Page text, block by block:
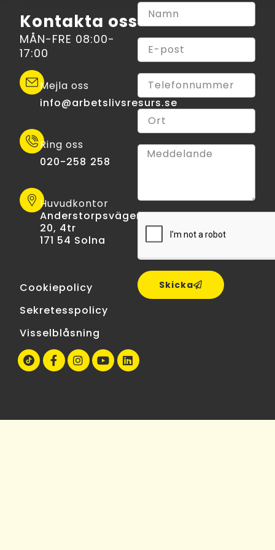
Kontakta oss
MÅN-FRE 08:00-
17:00
Mejla oss
info@arbetslivsresurs.se​
Ring oss
020-258 258
Huvudkontor
Anderstorpsvägen
20, 4tr
171 54 Solna
Cookiepolicy
Sekretesspolicy
Visselblåsning
Skicka